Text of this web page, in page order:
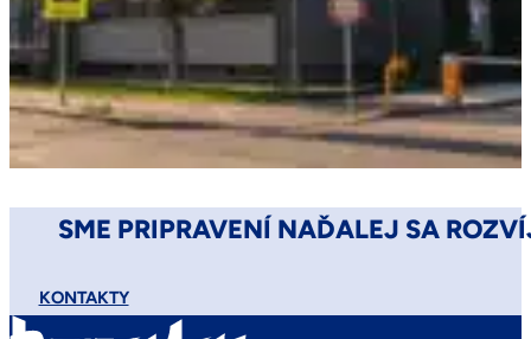
SME PRIPRAVENÍ NAĎALEJ SA
KONTAKTY